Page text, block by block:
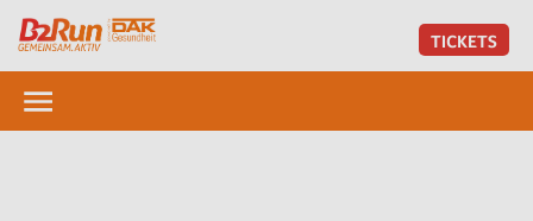
TICKETS